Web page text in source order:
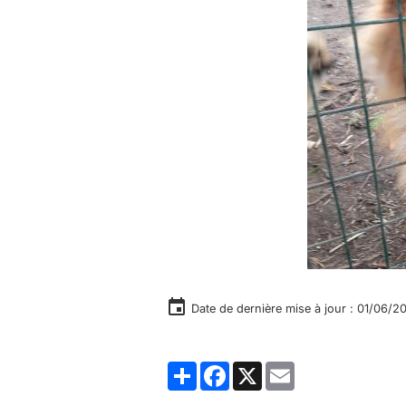
Date de dernière mise à jour : 01/06/
PartagerFacebook
X